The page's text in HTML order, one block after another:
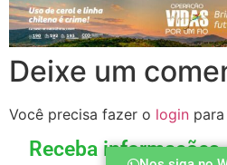
Deixe um
Você precisa fazer o login
Receba